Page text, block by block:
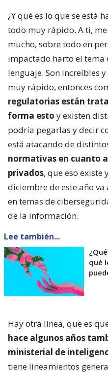
¿Y qué es lo que se está
todo muy rápido. A ti,
mucho, sobre todo en
impactado harto el tema
lenguaje. Son increíbles
muy rápido, entonces
regulatorias están
forma esto y existen
podría pegarlas y decir
está atacando de
normativas en cuanto
privados, que eso
diciembre de este año va
en temas de
de la información.
Lee también...
qué
Hay otra línea, que es
hace algunos años
ministerial de
tiene lineamientos